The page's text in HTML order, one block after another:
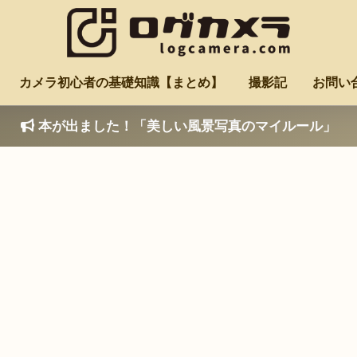
カメラ初心者の基礎知識【まとめ】 撮影記 お問い
本が出ました！「美しい風景写真のマイルール」